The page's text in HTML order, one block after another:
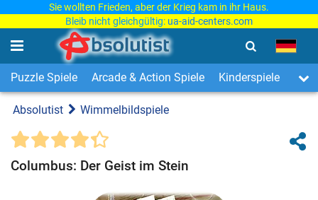
Sie wollten Frieden, aber der Krieg kam in ihr Haus.
Bleib nicht gleichgültig: ua-aid-centers.com
Puzzle Spiele Arcade & Action Spiele Kinderspiele 3-
Absolutist Wimmelbildspiele
Columbus: Der Geist im Stein